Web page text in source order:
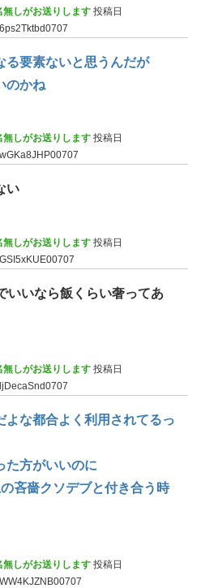
しがお送りします 投稿日
る要素ないと思うんだが
のかね
しがお送りします 投稿日
い
しがお送りします 投稿日
いいなら飯くらい奢ってあ
しがお送りします 投稿日
よな都合よく利用されてるっ
た方がいいのに
吝嗇クソデブと付き合う時
しがお送りします 投稿日